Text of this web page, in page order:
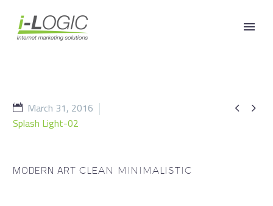
 
March 31, 2016
Splash Light-02
MODERN ART CLEAN MINIMALISTIC